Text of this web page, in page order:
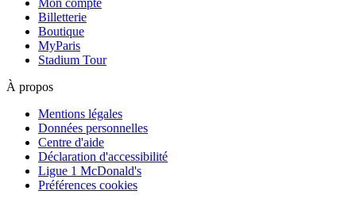
Billetterie
Boutique
MyParis
Stadium Tour
À propos
Mentions légales
Données personnelles
Centre d'aide
Déclaration d'accessibilité
Ligue 1 McDonald's
Préférences cookies